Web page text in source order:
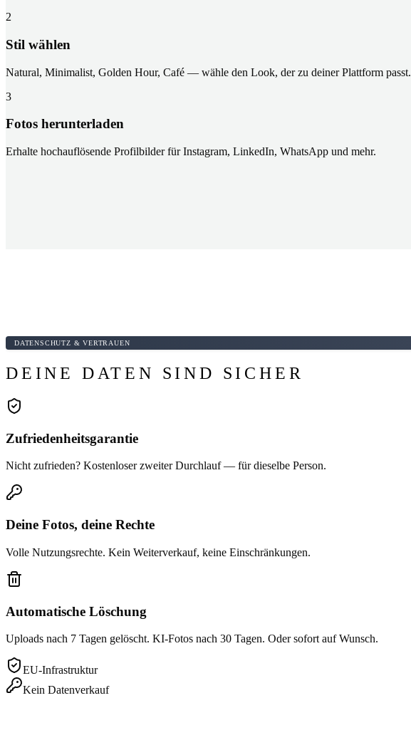
2
Stil wählen
Natural, Minimalist, Golden Hour, Café — wähle den Look, der zu deiner Plattform passt.
3
Fotos herunterladen
Erhalte hochauflösende Profilbilder für Instagram, LinkedIn, WhatsApp und mehr.
DATENSCHUTZ & VERTRAUEN
DEINE DATEN SIND SICHER
Zufriedenheitsgarantie
Nicht zufrieden? Kostenloser zweiter Durchlauf — für dieselbe Person.
Deine Fotos, deine Rechte
Volle Nutzungsrechte. Kein Weiterverkauf, keine Einschränkungen.
Automatische Löschung
Uploads nach 7 Tagen gelöscht. KI-Fotos nach 30 Tagen. Oder sofort auf Wunsch.
EU-Infrastruktur
Kein Datenverkauf